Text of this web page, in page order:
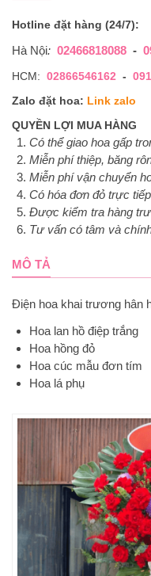
Hotline đặt hàng (24/7):
Hà Nội: 02466818088 -
HCM: 02866546162 -
Zalo đặt hoa: Link zalo
QUYỀN LỢI MUA HÀNG
Có thể giao hoa gấp
Miễn phí thiệp, băng
Miễn phí vận chuyển
Có hóa đơn đỏ trực
Được kiểm tra hàng
Tư vấn có tâm và
MÔ TẢ
Điện hoa khai trương hân
Hoa lan hồ điệp trắng
Hoa hồng đỏ
Hoa cúc mẫu đơn tím
Hoa lá phụ